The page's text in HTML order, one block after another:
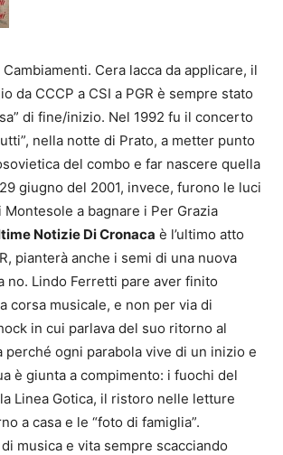
Cera lacca da applicare, il
da CCCP a CSI a PGR è sempre stato
di fine/inizio. Nel 1992 fu il concerto
nella notte di Prato, a metter punto
del combo e far nascere quella
giugno del 2001, invece, furono le luci
a bagnare i Per Grazia
Notizie Di Cronaca è l’ultimo atto
pianterà anche i semi di una nuova
no. Lindo Ferretti pare aver finito
corsa musicale, e non per via di
in cui parlava del suo ritorno al
perché ogni parabola vive di un inizio e
è giunta a compimento: i fuochi del
Linea Gotica, il ristoro nelle letture
a casa e le “foto di famiglia”.
musica e vita sempre scacciando